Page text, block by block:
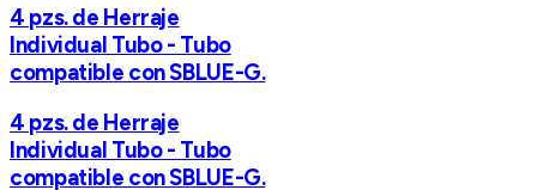
4 pzs. de Herraje
Individual Tubo - Tubo
compatible con SBLUE-G.
4 pzs. de Herraje
Individual Tubo - Tubo
compatible con SBLUE-G.